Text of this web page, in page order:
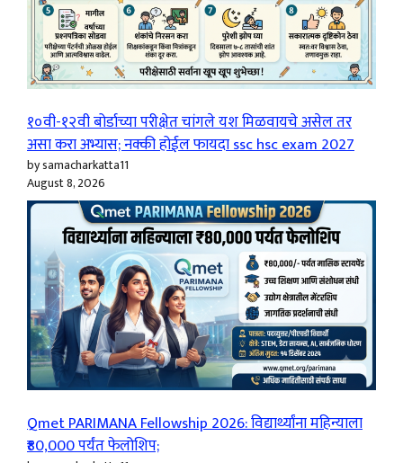
१०वी-१२वी बोर्डाच्या परीक्षेत चांगले यश मिळवायचे असेल तर
असा करा अभ्यास; नक्की होईल फायदा ssc hsc exam 2027
by samacharkatta11
August 8, 2026
Qmet PARIMANA Fellowship 2026: विद्यार्थ्यांना महिन्याला
₹80,000 पर्यंत फेलोशिप;